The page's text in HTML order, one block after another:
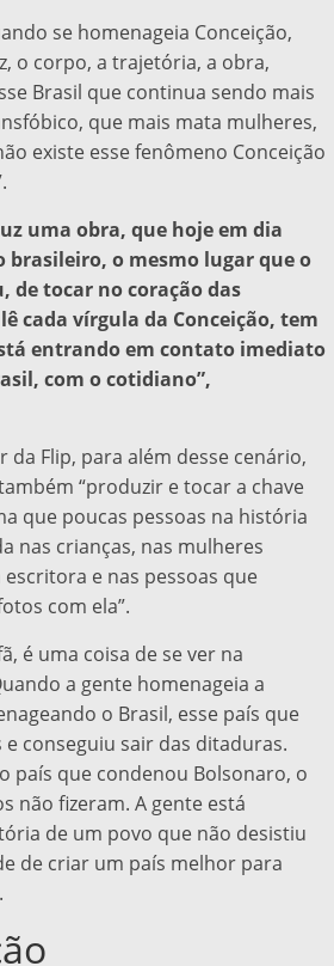
se homenageia Conceição,
o corpo, a trajetória, a obra,
Brasil que continua sendo mais
que mais mata mulheres,
existe esse fenômeno Conceição
uma obra, que hoje em dia
o mesmo lugar que o
de tocar no coração das
cada vírgula da Conceição, tem
entrando em contato imediato
com o cotidiano”,
da Flip, para além desse cenário,
“produzir e tocar a chave
que poucas pessoas na história
nas crianças, nas mulheres
e nas pessoas que
com ela”.
é uma coisa de se ver na
a gente homenageia a
o Brasil, esse país que
conseguiu sair das ditaduras.
país que condenou Bolsonaro, o
não fizeram. A gente está
de um povo que não desistiu
de criar um país melhor para